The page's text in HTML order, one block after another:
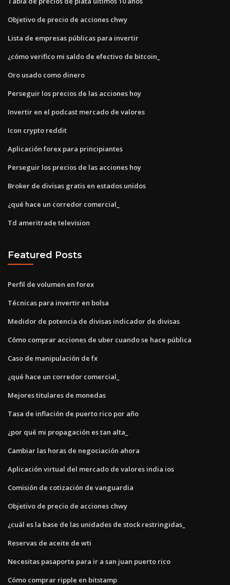
Objetivo de precio de acciones chwy
Lista de empresas públicas para invertir
¿cómo verifico mi saldo de efectivo de bitcoin_
Oro usado como dinero
Perseguir los precios de las acciones hoy
Invertir en el podcast mercado de valores
Icon crypto reddit
Aplicación forex para principiantes
Perseguir los precios de las acciones hoy
Broker de divisas gratis en estados unidos
¿qué hace un corredor comercial_
Td ameritrade television
Featured Posts
Perfil de volumen en forex
Técnicas para invertir en bolsa
Medidor de potencia de divisas indicador de divisas
Cómo comprar acciones de uber cuando se hace pública
Caso de manipulación de fx
¿qué hace un corredor comercial_
Mejores titulares de monedas
Tasa de inflación de puerto rico por año
¿por qué mi propagación es tan alta_
Cambiar las horas de negociación ahora
Aplicación virtual del mercado de valores india ios
Comisión de cotización de vanguardia
Objetivo de precio de acciones chwy
¿cuál es la base de las unidades de stock restringidas_
Reservas de aceite de wti
Necesitas pasaporte para ir a san juan puerto rico
Cómo comprar ripple en bitstamp